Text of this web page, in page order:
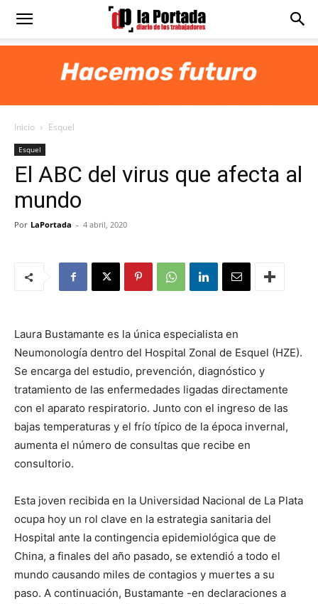
Diario
Portada
Inicio Esquel
Esquel
El ABC del virus que afecta al
mundo
Por LaPortada - 4 abril, 2020
Laura Bustamante es la única especialista en
Neumonología dentro del Hospital Zonal de Esquel (HZE).
Se encarga del estudio, prevención, diagnóstico y
tratamiento de las enfermedades ligadas directamente
con el aparato respiratorio. Junto con el ingreso de las
bajas temperaturas y el frío típico de la época invernal,
aumenta el número de consultas que recibe en
consultorio.
Esta joven recibida en la Universidad Nacional de La Plata
ocupa hoy un rol clave en la estrategia sanitaria del
Hospital ante la contingencia epidemiológica que de
China, a finales del año pasado, se extendió a todo el
mundo causando miles de contagios y muertes a su
paso. A continuación, Bustamante -en declaraciones a